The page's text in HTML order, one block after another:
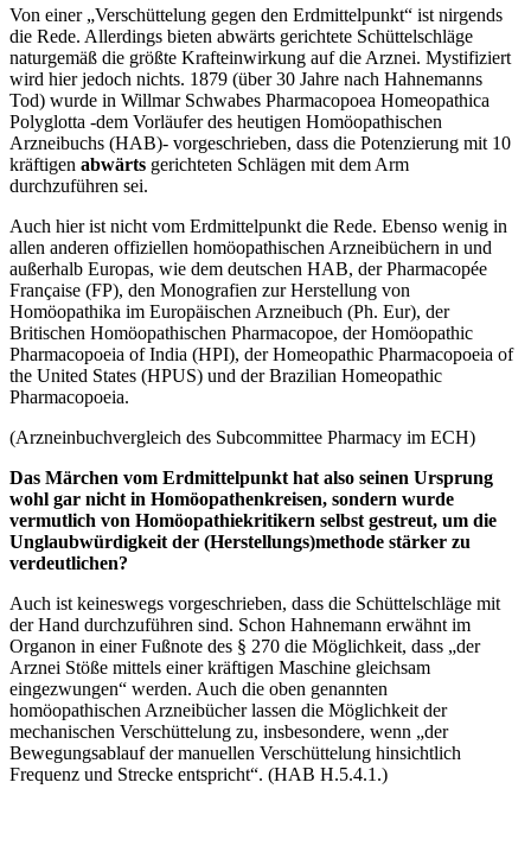
Von einer „Verschüttelung gegen den Erdmittelpunkt“ ist nirgends
die Rede. Allerdings bieten abwärts gerichtete Schüttelschläge
naturgemäß die größte Krafteinwirkung auf die Arznei. Mystifiziert
wird hier jedoch nichts. 1879 (über 30 Jahre nach Hahnemanns
Tod) wurde in Willmar Schwabes Pharmacopoea Homeopathica
Polyglotta -dem Vorläufer des heutigen Homöopathischen
Arzneibuchs (HAB)- vorgeschrieben, dass die Potenzierung mit 10
kräftigen abwärts gerichteten Schlägen mit dem Arm
durchzuführen sei.
Auch hier ist nicht vom Erdmittelpunkt die Rede. Ebenso wenig in
allen anderen offiziellen homöopathischen Arzneibüchern in und
außerhalb Europas, wie dem deutschen HAB, der Pharmacopée
Française (FP), den Monografien zur Herstellung von
Homöopathika im Europäischen Arzneibuch (Ph. Eur), der
Britischen Homöopathischen Pharmacopoe, der Homöopathic
Pharmacopoeia of India (HPI), der Homeopathic Pharmacopoeia of
the United States (HPUS) und der Brazilian Homeopathic
Pharmacopoeia.
(Arzneinbuchvergleich des Subcommittee Pharmacy im ECH)
Das Märchen vom Erdmittelpunkt hat also seinen Ursprung
wohl gar nicht in Homöopathenkreisen, sondern wurde
vermutlich von Homöopathiekritikern selbst gestreut, um die
Unglaubwürdigkeit der (Herstellungs)methode stärker zu
verdeutlichen?
Auch ist keineswegs vorgeschrieben, dass die Schüttelschläge mit
der Hand durchzuführen sind. Schon Hahnemann erwähnt im
Organon in einer Fußnote des § 270 die Möglichkeit, dass „der
Arznei Stöße mittels einer kräftigen Maschine gleichsam
eingezwungen“ werden. Auch die oben genannten
homöopathischen Arzneibücher lassen die Möglichkeit der
mechanischen Verschüttelung zu, insbesondere, wenn „der
Bewegungsablauf der manuellen Verschüttelung hinsichtlich
Frequenz und Strecke entspricht“. (HAB H.5.4.1.)